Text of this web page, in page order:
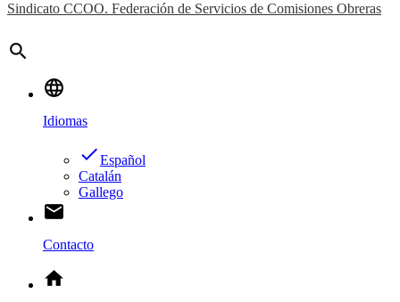
Sindicato CCOO. Federación de Servicios de Comisiones Obreras
search
language
Idiomas
doneEspañol
Catalán
Gallego
email
Contacto
home